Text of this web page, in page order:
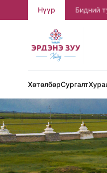
Нүүр Бидний
ХөтөлбөрСургалт